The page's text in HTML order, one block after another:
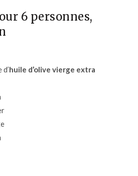
6 personnes,
huile d’olive vierge extra